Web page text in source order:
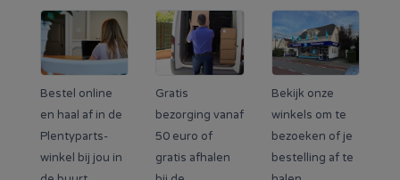
Bestel online
en haal af in de
Plentyparts-
winkel bij jou in
Gratis
bezorging vanaf
50 euro of
gratis afhalen
Bekijk onze
winkels om te
bezoeken of je
bestelling af te